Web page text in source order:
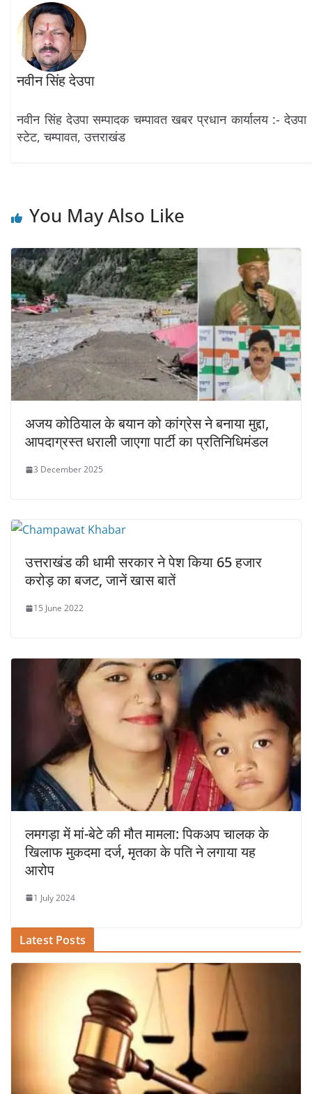
नवीन सिंह देउपा
नवीन सिंह देउपा सम्पादक चम्पावत खबर प्रधान कार्यालय :- देउपा
स्टेट, चम्पावत, उत्तराखंड
You May Also Like
अजय कोठियाल के बयान को कांग्रेस ने बनाया मुद्दा,
आपदाग्रस्त धराली जाएगा पार्टी का प्रतिनिधिमंडल
3 December 2025
उत्तराखंड की धामी सरकार ने पेश किया 65 हजार
करोड़ का बजट, जानें खास बातें
15 June 2022
लमगड़ा में मां-बेटे की मौत मामला: पिकअप चालक के
खिलाफ मुकदमा दर्ज, मृतका के पति ने लगाया यह
आरोप
1 July 2024
Latest Posts